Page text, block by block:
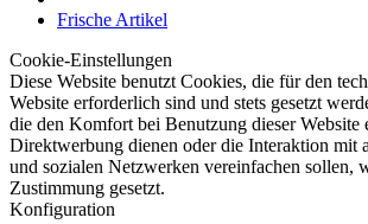
Frische Artikel
Cookie-Einstellungen
Diese Website benutzt Cookies, die für den
Website erforderlich sind und stets gesetzt
die den Komfort bei Benutzung dieser Website
Direktwerbung dienen oder die Interaktion mit
und sozialen Netzwerken vereinfachen sollen,
Zustimmung gesetzt.
Konfiguration